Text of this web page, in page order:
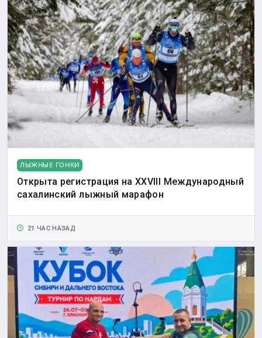
ЛЫЖНЫЕ ГОНКИ
Открыта регистрация на XXVIII Международный
сахалинский лыжный марафон
21 ЧАС НАЗАД